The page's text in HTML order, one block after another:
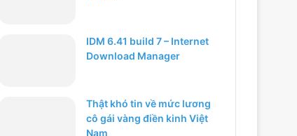
IDM 6.41 build 7 – Internet
Download Manager
Thật khó tin về mức lương
cô gái vàng điền kinh Việt
Nam